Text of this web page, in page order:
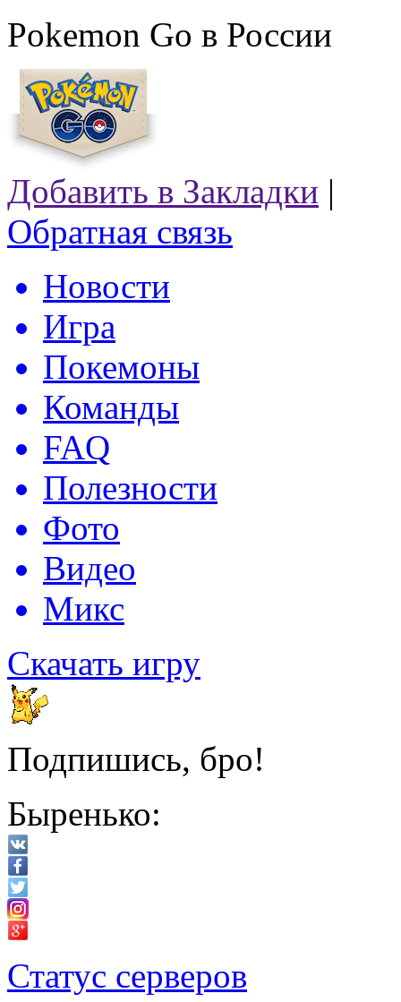
Pokemon Go в России
Добавить в Закладки |
Обратная связь
Новости
Игра
Покемоны
Команды
FAQ
Полезности
Фото
Видео
Микс
Скачать игру
Подпишись, бро!
Быренько:
Статус серверов